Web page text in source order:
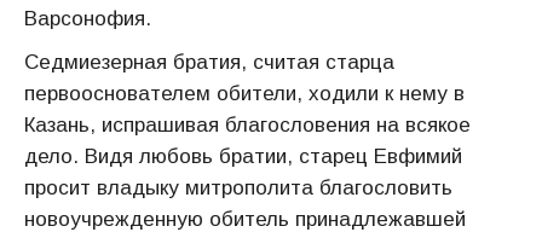
Варсонофия.
Седмиезерная братия, считая старца
первооснователем обители, ходили к нему в
Казань, испрашивая благословения на всякое
дело. Видя любовь братии, старец Евфимий
просит владыку митрополита благословить
новоучрежденную обитель принадлежавшей